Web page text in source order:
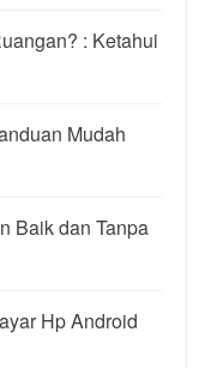
: Ketahui
Mudah
Baik dan Tanpa
Hp Android